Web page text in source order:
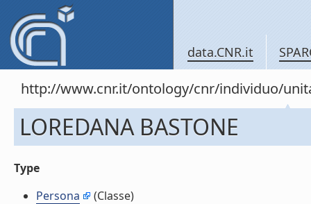
data.CNR.it
http://www.cnr.it/ontology/cnr/individuo/
LOREDANA BASTONE
Type
Persona
(Classe)